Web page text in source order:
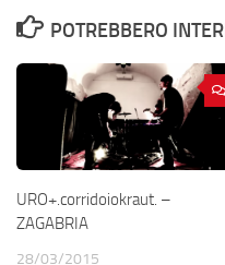
POTREBBERO
URO+.corridoiokraut. –
ZAGABRIA
28/03/2015